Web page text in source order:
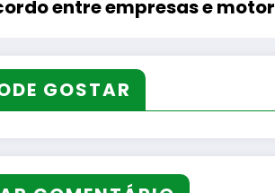
entre empresas e
GOSTAR